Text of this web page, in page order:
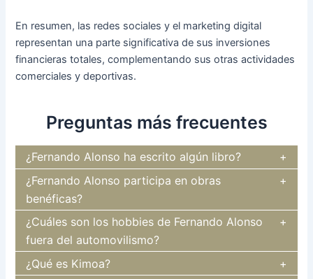
En resumen, las redes sociales y el marketing digital
representan una parte significativa de sus inversiones
financieras totales, complementando sus otras actividades
comerciales y deportivas.
Preguntas más frecuentes
¿Fernando Alonso ha escrito algún libro?
¿Fernando Alonso participa en obras
benéficas?
¿Cuáles son los hobbies de Fernando Alonso
fuera del automovilismo?
¿Qué es Kimoa?